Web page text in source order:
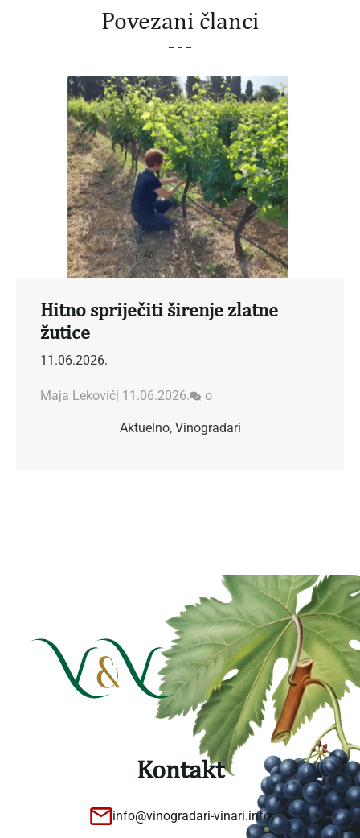
Povezani članci
Hitno spriječiti širenje zlatne
žutice
11.06.2026.
Maja Leković| 11.06.2026. o
Aktuelno, Vinogradari
Kontakt
info@vinogradari-vinari.info